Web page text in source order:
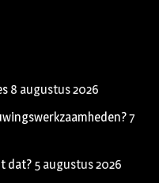
8 augustus 2026
7
dat? 5 augustus 2026